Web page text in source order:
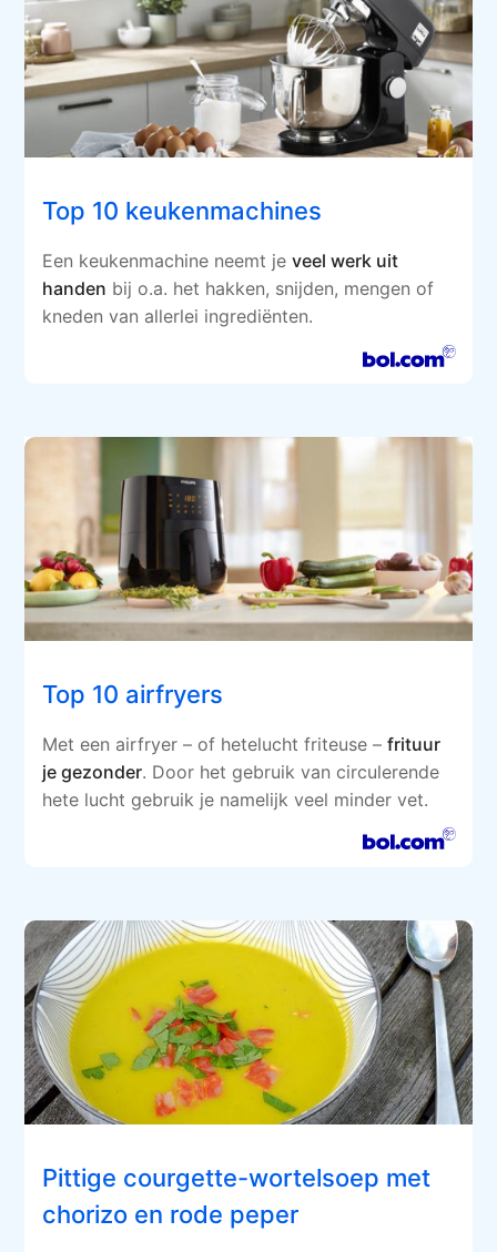
Top 10 keukenmachines
Een keukenmachine neemt jeveel werk uit
handen bij o.a. het hakken, snijden, mengen of
kneden van allerlei ingrediënten.
Top 10 airfryers
Met een airfryer – of hetelucht friteuse –frituur
je gezonder. Door het gebruik van circulerende
hete lucht gebruik je namelijk veel minder vet.
Pittige courgette-wortelsoep met
chorizo en rode peper